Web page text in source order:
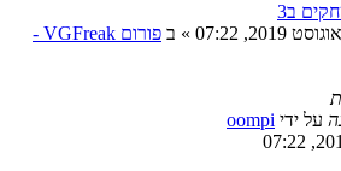
ב3
» ב
פורום VGFreak -
על ידי oompi